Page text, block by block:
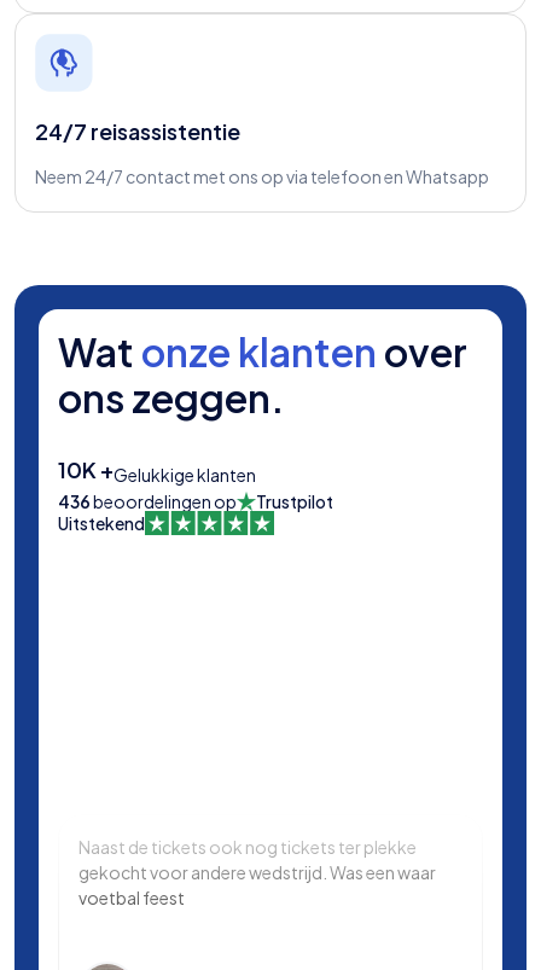
24/7 reisassistentie
Neem 24/7 contact met ons op via telefoon en Whatsapp
Wat onze klanten over
ons zeggen.
10K +Gelukkige klanten
436beoordelingen op
Trustpilot
Uitstekend
Naast de tickets ook nog tickets ter plekke
gekocht voor andere wedstrijd. Was een waar
voetbal feest